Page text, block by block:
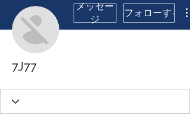
メッセー
ジ
フォローする
7J77